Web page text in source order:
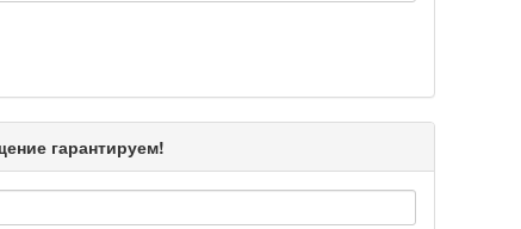
Подробнее >>
Подробнее >>
гарантируем!